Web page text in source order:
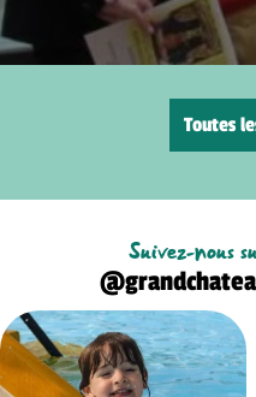
Toutes
Suivez-nous